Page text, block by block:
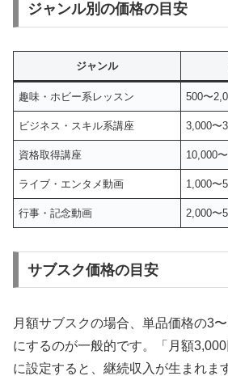
ジャンル別の価格の目安
ジャンル
趣味・ホビー系レッスン 500〜
ビジネス・スキル系講座 3,000〜
資格取得講座 10,000
ライブ・エンタメ動画 1,000〜
行事・記念動画 2,000〜
サブスク価格の目安
月額サブスクの場合、単品価格の3
にするのが一般的です。「月額
に設定すると、継続収入が生まれま